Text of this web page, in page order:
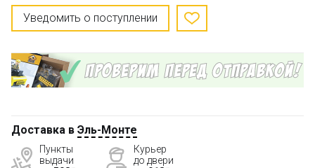
Уведомить о поступлении
Доставка в Эль-Монте
Пункты
выдачи
Курьер
до двери